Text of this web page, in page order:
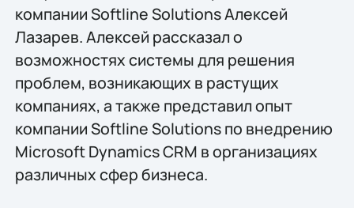
компании Softline Solutions Алексей
Лазарев. Алексей рассказал о
возможностях системы для решения
проблем, возникающих в растущих
компаниях, а также представил опыт
компании Softline Solutions по внедрению
Microsoft Dynamics CRM в организациях
различных сфер бизнеса.